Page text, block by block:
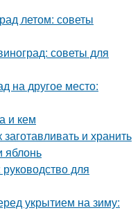
летом: советы
советы для
на другое место:
и кем
и хранить
яблонь
для
укрытием на зиму: